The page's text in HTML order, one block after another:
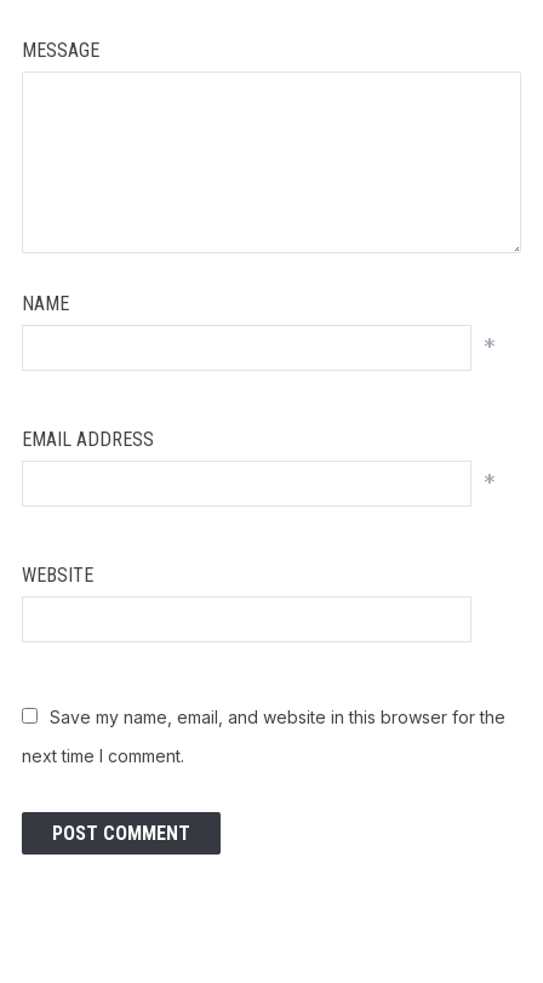
MESSAGE
NAME
*
EMAIL ADDRESS
*
WEBSITE
Save my name, email, and website in this browser for the
next time I comment.